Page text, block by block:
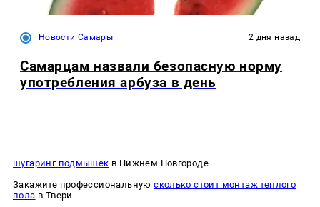
Новости Самары 2 дня назад
Самарцам назвали безопасную норму
употребления арбуза в день
шугаринг подмышек в Нижнем Новгороде
Закажите профессиональнуюсколько стоит монтаж теплого
пола в Твери